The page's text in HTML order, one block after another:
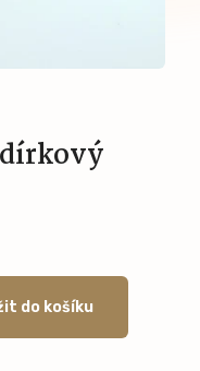
do košíku